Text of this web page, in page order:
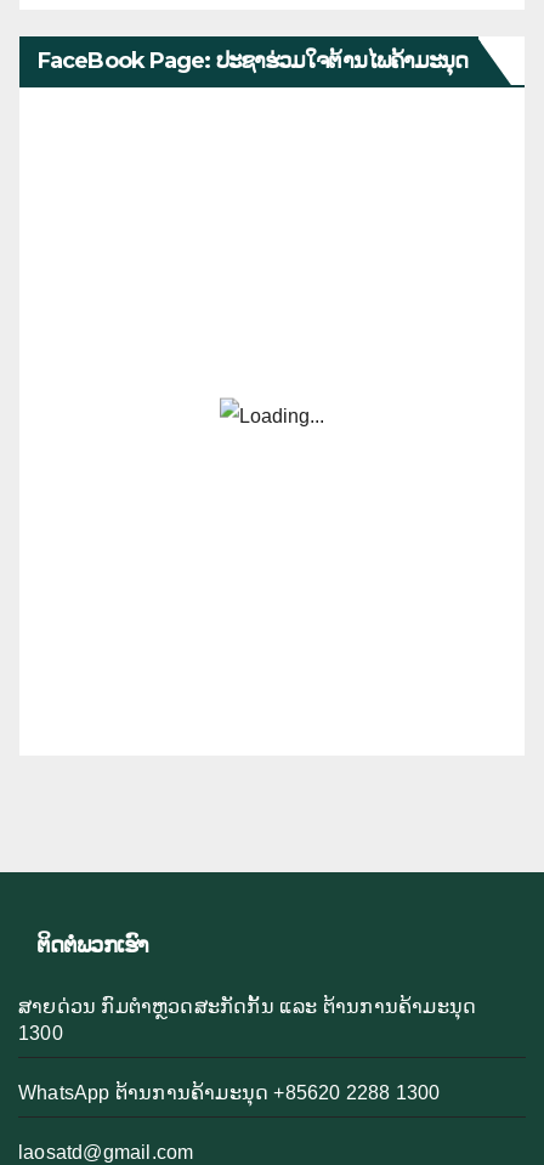
FaceBook Page: ປະຊາຮ່ວມໃຈຕ້ານໄພຄ້າມະນຸດ
ຕິດຕໍ່ພວກເຮົາ
ສາຍດ່ວນ ກົມຕຳຫຼວດສະກັດກັ້ນ ແລະ ຕ້ານການຄ້າມະນຸດ
1300
WhatsApp ຕ້ານການຄ້າມະນຸດ +85620 2288 1300
laosatd@gmail.com